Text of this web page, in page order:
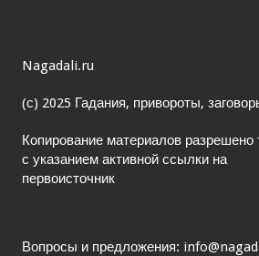
Nagadali.ru
(с) 2025 Гадания, привороты,
Копирование материалов разрешено
с указанием активной ссылки на
первоисточник
Вопросы и предложения: